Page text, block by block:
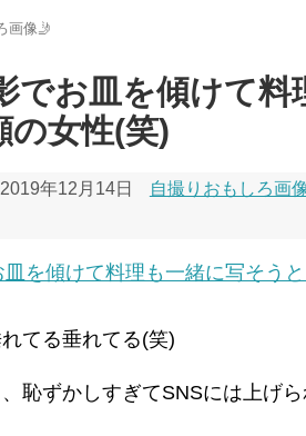
画像🤳
でお皿を傾けて
の女性(笑)
2019年12月14日 自撮りおもしろ画
てる垂れてる(笑)
恥ずかしすぎてSNSには上げ